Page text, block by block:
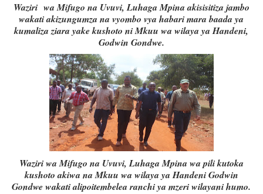
Waziri wa Mifugo na Uvuvi, Luhaga Mpina akisisitiza jambo
wakati akizungumza na vyombo vya habari mara baada ya
kumaliza ziara yake kushoto ni Mkuu wa wilaya ya Handeni,
Godwin Gondwe.
Waziri wa Mifugo na Uvuvi, Luhaga Mpina wa pili kutoka
kushoto akiwa na Mkuu wa wilaya ya Handeni Godwin
Gondwe wakati alipoitembelea ranchi ya mzeri wilayani humo.